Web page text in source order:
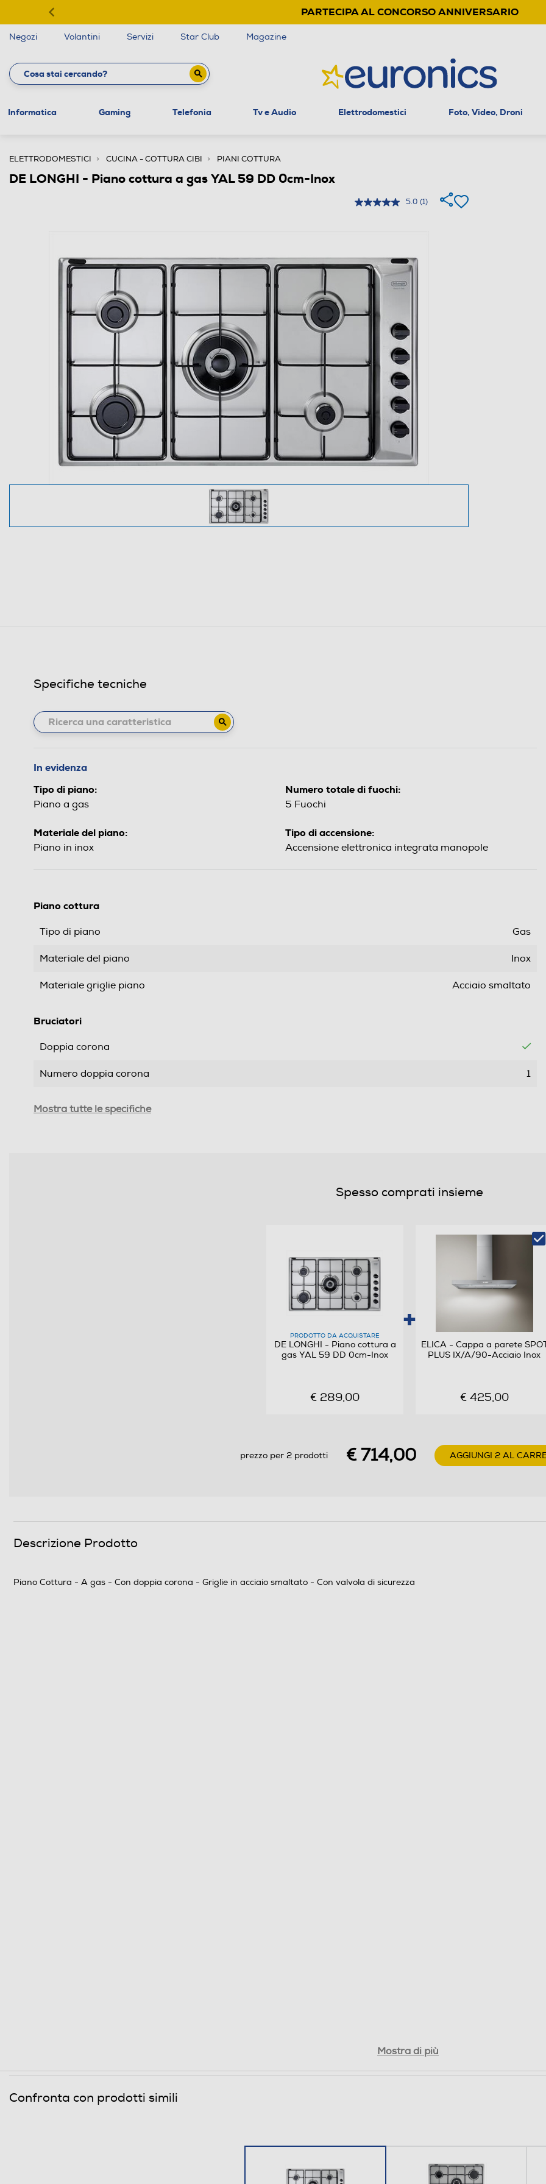
PARTECIPA AL CONCORSO ANNIVERSARIO
Negozi Volantini Servizi Star Club Magazine
Informatica Gaming Telefonia Tv e Audio Elettrodomestici Foto, Video, Droni
ELETTRODOMESTICI CUCINA - COTTURA CIBI PIANI COTTURA
DE LONGHI - Piano cottura a gas YAL 59 DD 0cm-Inox
5.0 (1)
Specifiche tecniche
In evidenza
Tipo di piano:
Piano a gas
Numero totale di fuochi:
5 Fuochi
Materiale del piano:
Piano in inox
Tipo di accensione:
Accensione elettronica integrata manopole
Piano cottura
Tipo di piano Gas
Materiale del piano Inox
Materiale griglie piano Acciaio smaltato
Bruciatori
Doppia corona
Numero doppia corona 1
Elettronica nelle manopole
840
Informazioni sulla sicurezza del prodotto
Mostra tutte le specifiche
Spesso comprati insieme
PRODOTTO DA ACQUISTARE
DE LONGHI - Piano cottura a
gas YAL 59 DD 0cm-Inox
€ 289,00
ELICA - Cappa a parete
PLUS IX/A/90-Acciaio Inox
€ 425,00
prezzo per 2 prodotti € 714,00 AGGIUNGI 2 AL
Descrizione Prodotto
Piano Cottura - A gas - Con doppia corona - Griglie in acciaio smaltato - Con valvola di sicurezza
Mostra di più
Confronta con prodotti simili